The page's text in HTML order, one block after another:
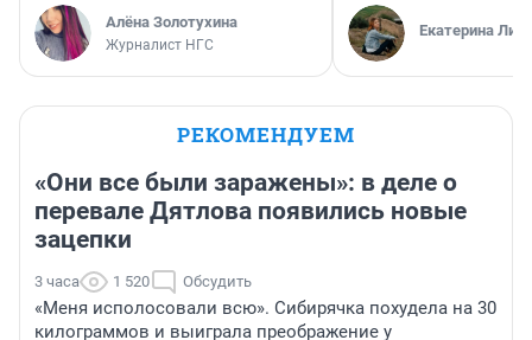
Алёна Золотухина
Журналист НГС
Екатерина
РЕКОМЕНДУЕМ
«Они все были заражены»: в деле о
перевале Дятлова появились новые
зацепки
3 часа 1 520 Обсудить
«Меня исполосовали всю». Сибирячка похудела на 30
килограммов и выиграла преображение у